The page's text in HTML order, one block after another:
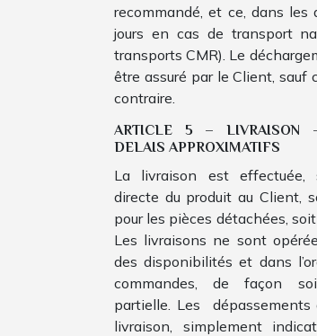
recommandé, et ce, dans les
jours en cas de transport
transports CMR). Le
être assuré par le Client, sauf
contraire.
ARTICLE 5 – LIVRAISON
DELAIS APPROXIMATIFS
La livraison est effectuée,
directe du produit au Client,
pour les pièces détachées,
Les livraisons ne sont
des disponibilités et dans
commandes, de façon
partielle. Les dépassements
livraison, simplement